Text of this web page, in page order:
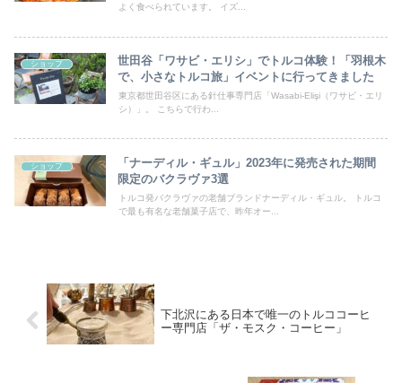
よく食べられています。 イズ...
ショップ
世田谷「ワサビ・エリシ」でトルコ体験！「羽根木
で、小さなトルコ旅」イベントに行ってきました
東京都世田谷区にある針仕事専門店「Wasabi-Elişi（ワサビ・エリ
シ）」。 こちらで行わ...
ショップ
「ナーディル・ギュル」2023年に発売された期間
限定のバクラヴァ3選
トルコ発バクラヴァの老舗ブランドナーディル・ギュル。 トルコ
で最も有名な老舗菓子店で、昨年オー...
下北沢にある日本で唯一のトルココーヒ
ー専門店「ザ・モスク・コーヒー」